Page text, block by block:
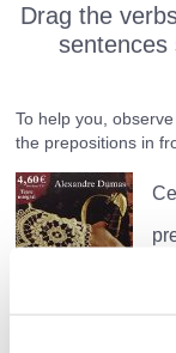
Drag the
sentences
To help you,
the prepositions in